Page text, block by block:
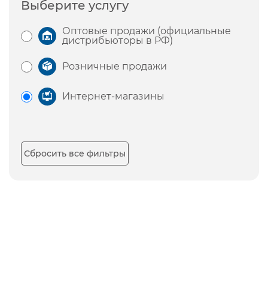
Выберите услугу
Оптовые продажи (официальные
дистрибьюторы в РФ)
Розничные продажи
Интернет-магазины
Сбросить все фильтры